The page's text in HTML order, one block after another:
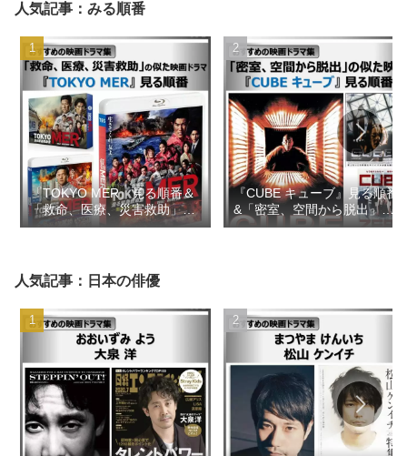
人気記事：みる順番
『TOKYO MER』見る順番＆
「救命、医療、災害救助」の
似た映画ドラマ【おすすめの
『CUBE キューブ』見る順番
&「密室、空間から脱出」の
似た映画【おすすめの映画ド
人気記事：日本の俳優